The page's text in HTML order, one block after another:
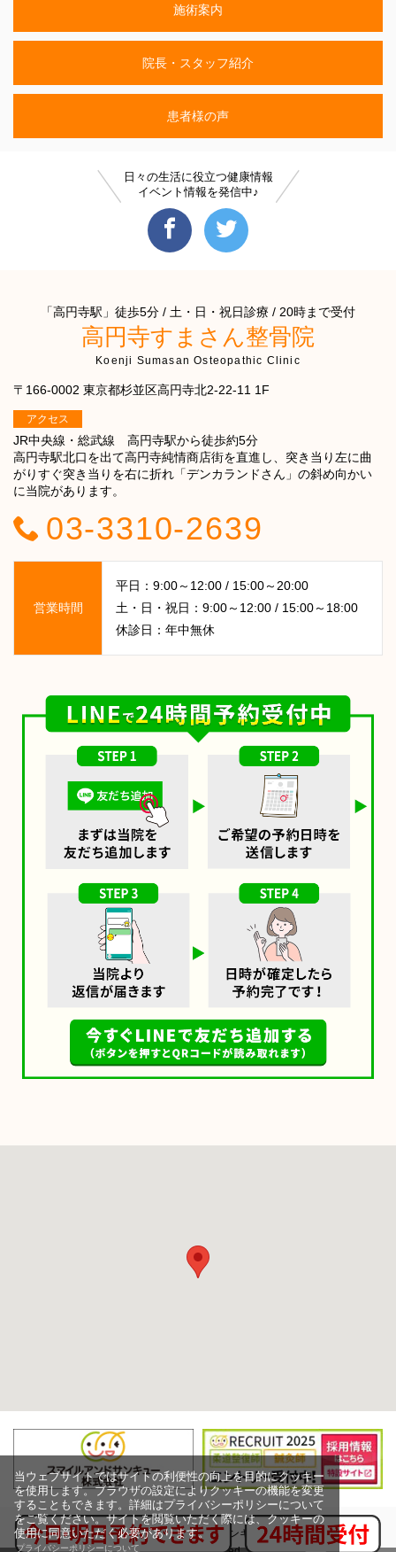
当ウェブサイトではサイトの利便性の向上を目的にクッキー
を使用します。ブラウザの設定によりクッキーの機能を変更
することもできます。詳細はプライバシーポリシーについて
をご覧ください。サイトを閲覧いただく際には、クッキーの
使用に同意いただく必要があります。
プライバシーポリシーについて
施術案内
院長・スタッフ紹介
患者様の声
日々の生活に役立つ健康情報
イベント情報を発信中♪
「高円寺駅」徒歩5分 / 土・日・祝日診療 / 20時まで受付
高円寺すまさん整骨院
Koenji Sumasan Osteopathic Clinic
〒166-0002 東京都杉並区高円寺北2-22-11 1F
アクセス
JR中央線・総武線 高円寺駅から徒歩約5分
高円寺駅北口を出て高円寺純情商店街を直進し、突き当り左に曲
がりすぐ突き当りを右に折れ「デンカランドさん」の斜め向かい
に当院があります。
03-3310-2639
営業時間
平日：9:00～12:00 / 15:00～20:00
土・日・祝日：9:00～12:00 / 15:00～18:00
休診日：年中無休
Copyright (c) スマイルアンドサンキュー株式会社,